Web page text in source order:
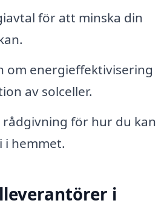
för att minska din
om energieffektivisering
av solceller.
för hur du kan
i hemmet.
i